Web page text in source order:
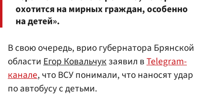
охотится на мирных граждан, особенно
на детей».
В свою очередь, врио губернатора Брянской
областиЕгор Ковальчукзаявил вTelegram-
канале, что ВСУ понимали, что наносят удар
по автобусу с детьми.